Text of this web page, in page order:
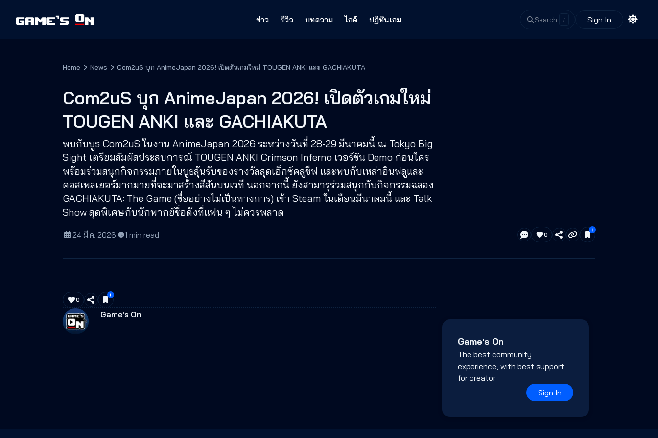
ข่าว รีวิว บทความ ไกด์ ปฏิทินเกม Search / Sign In
Home News Com2uS บุก AnimeJapan 2026! เปิดตัวเกมใหม่ TOUGEN ANKI และ GACHIAKUTA
Com2uS บุก AnimeJapan 2026! เปิดตัวเกมใหม่
TOUGEN ANKI และ GACHIAKUTA
พบกับบูธ Com2uS ในงาน AnimeJapan 2026 ระหว่างวันที่ 28-29 มีนาคมนี้ ณ Tokyo Big
Sight เตรียมสัมผัสประสบการณ์ TOUGEN ANKI Crimson Inferno เวอร์ชัน Demo ก่อนใคร
พร้อมร่วมสนุกกิจกรรมภายในบูธลุ้นรับของรางวัลสุดเอ็กซ์คลูซีฟ และพบกับเหล่าอินฟลูและ
คอสเพลเยอร์มากมายที่จะมาสร้างสีสันบนเวที นอกจากนี้ ยังสามารุร่วมสนุกกับกิจกรรมฉลอง
GACHIAKUTA: The Game (ชื่ออย่างไม่เป็นทางการ) เข้า Steam ในเดือนมีนาคมนี้ และ Talk
Show สุดพิเศษกับนักพากย์ชื่อดังที่แฟน ๆ ไม่ควรพลาด
24 มี.ค. 2026· 1 min read 0
0
Game's On
Game's On
The best community
experience, with best support
for creator
Sign In